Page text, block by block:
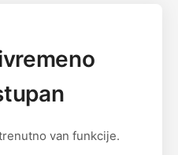
van funkcije.